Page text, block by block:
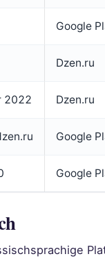
Google
Dzen.ru
2022 Dzen.ru
Google
Google